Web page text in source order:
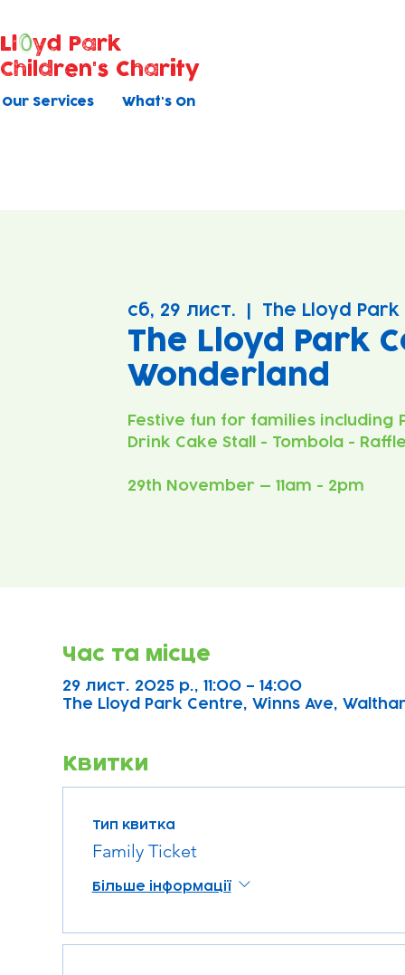
Our Services What's On
Ll
yd Park
Children's Charity
сб, 29 лист. The Lloyd
The Lloyd Park
Wonderland
Festive fun for families including
Drink Cake Stall - Tombola -
29th November — 11am - 2pm
Час та місце
29 лист. 2025 р., 11:00 – 14:00
The Lloyd Park Centre, Winns Ave,
Квитки
Тип квитка
Family Ticket
Більше інформації